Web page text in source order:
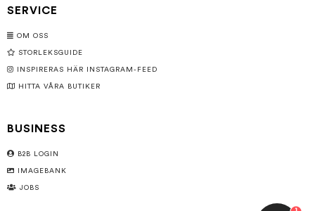
SERVICE
OM OSS
STORLEKSGUIDE
INSPIRERAS HÄR INSTAGRAM-FEED
HITTA VÅRA BUTIKER
BUSINESS
B2B LOGIN
IMAGEBANK
JOBS